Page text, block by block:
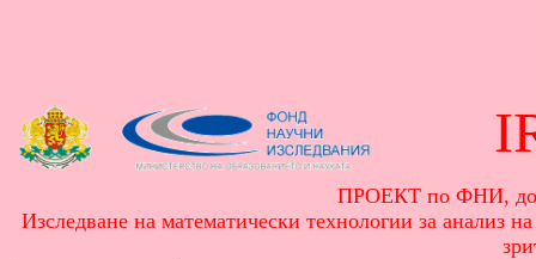
ПРОЕКТ по ФНИ,
Изследване на математически технологии за анализ